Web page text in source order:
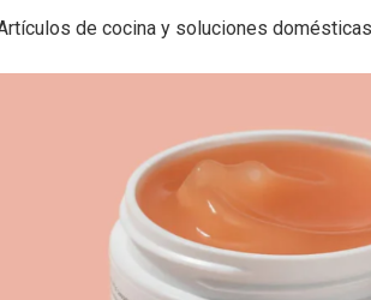
de cocina y soluciones